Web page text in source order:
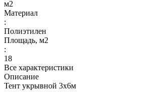
м2
Материал
:
Полиэтилен
Площадь, м2
:
18
Все характеристики
Описание
Тент укрывной 3х6м